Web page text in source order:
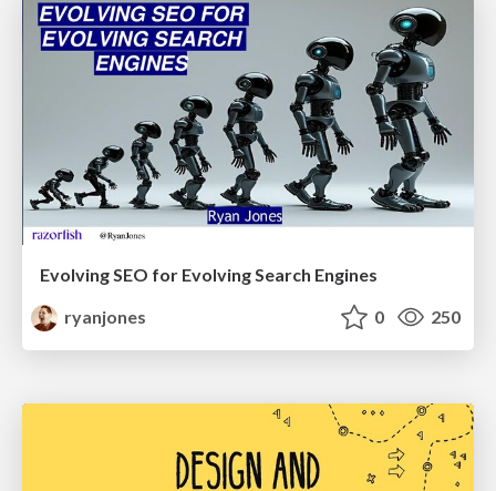
Evolving SEO for Evolving Search Engines
ryanjones
0 250